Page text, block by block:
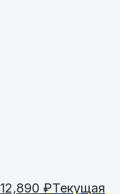
12,890 ₽Текущая